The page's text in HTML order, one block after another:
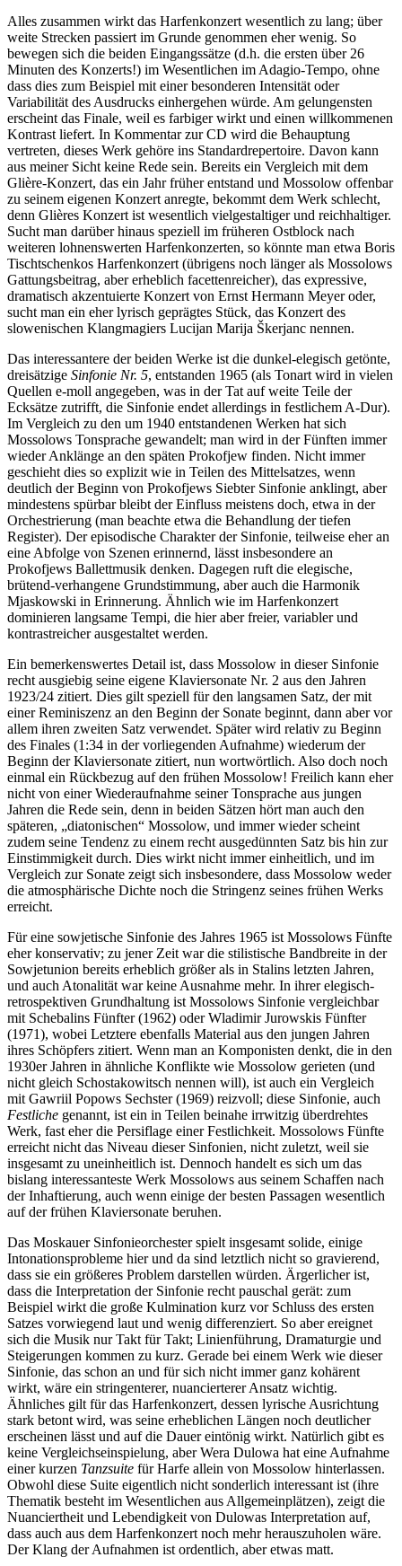
Alles zusammen wirkt das Harfenkonzert wesentlich zu lang; über
weite Strecken passiert im Grunde genommen eher wenig. So
bewegen sich die beiden Eingangssätze (d.h. die ersten über 26
Minuten des Konzerts!) im Wesentlichen im Adagio-Tempo, ohne
dass dies zum Beispiel mit einer besonderen Intensität oder
Variabilität des Ausdrucks einhergehen würde. Am gelungensten
erscheint das Finale, weil es farbiger wirkt und einen willkommenen
Kontrast liefert. In Kommentar zur CD wird die Behauptung
vertreten, dieses Werk gehöre ins Standardrepertoire. Davon kann
aus meiner Sicht keine Rede sein. Bereits ein Vergleich mit dem
Glière-Konzert, das ein Jahr früher entstand und Mossolow offenbar
zu seinem eigenen Konzert anregte, bekommt dem Werk schlecht,
denn Glières Konzert ist wesentlich vielgestaltiger und reichhaltiger.
Sucht man darüber hinaus speziell im früheren Ostblock nach
weiteren lohnenswerten Harfenkonzerten, so könnte man etwa Boris
Tischtschenkos Harfenkonzert (übrigens noch länger als Mossolows
Gattungsbeitrag, aber erheblich facettenreicher), das expressive,
dramatisch akzentuierte Konzert von Ernst Hermann Meyer oder,
sucht man ein eher lyrisch geprägtes Stück, das Konzert des
slowenischen Klangmagiers Lucijan Marija Škerjanc nennen.
Das interessantere der beiden Werke ist die dunkel-elegisch getönte,
dreisätzige Sinfonie Nr. 5, entstanden 1965 (als Tonart wird in vielen
Quellen e-moll angegeben, was in der Tat auf weite Teile der
Ecksätze zutrifft, die Sinfonie endet allerdings in festlichem A-Dur).
Im Vergleich zu den um 1940 entstandenen Werken hat sich
Mossolows Tonsprache gewandelt; man wird in der Fünften immer
wieder Anklänge an den späten Prokofjew finden. Nicht immer
geschieht dies so explizit wie in Teilen des Mittelsatzes, wenn
deutlich der Beginn von Prokofjews Siebter Sinfonie anklingt, aber
mindestens spürbar bleibt der Einfluss meistens doch, etwa in der
Orchestrierung (man beachte etwa die Behandlung der tiefen
Register). Der episodische Charakter der Sinfonie, teilweise eher an
eine Abfolge von Szenen erinnernd, lässt insbesondere an
Prokofjews Ballettmusik denken. Dagegen ruft die elegische,
brütend-verhangene Grundstimmung, aber auch die Harmonik
Mjaskowski in Erinnerung. Ähnlich wie im Harfenkonzert
dominieren langsame Tempi, die hier aber freier, variabler und
kontrastreicher ausgestaltet werden.
Ein bemerkenswertes Detail ist, dass Mossolow in dieser Sinfonie
recht ausgiebig seine eigene Klaviersonate Nr. 2 aus den Jahren
1923/24 zitiert. Dies gilt speziell für den langsamen Satz, der mit
einer Reminiszenz an den Beginn der Sonate beginnt, dann aber vor
allem ihren zweiten Satz verwendet. Später wird relativ zu Beginn
des Finales (1:34 in der vorliegenden Aufnahme) wiederum der
Beginn der Klaviersonate zitiert, nun wortwörtlich. Also doch noch
einmal ein Rückbezug auf den frühen Mossolow! Freilich kann eher
nicht von einer Wiederaufnahme seiner Tonsprache aus jungen
Jahren die Rede sein, denn in beiden Sätzen hört man auch den
späteren, „diatonischen“ Mossolow, und immer wieder scheint
zudem seine Tendenz zu einem recht ausgedünnten Satz bis hin zur
Einstimmigkeit durch. Dies wirkt nicht immer einheitlich, und im
Vergleich zur Sonate zeigt sich insbesondere, dass Mossolow weder
die atmosphärische Dichte noch die Stringenz seines frühen Werks
erreicht.
Für eine sowjetische Sinfonie des Jahres 1965 ist Mossolows Fünfte
eher konservativ; zu jener Zeit war die stilistische Bandbreite in der
Sowjetunion bereits erheblich größer als in Stalins letzten Jahren,
und auch Atonalität war keine Ausnahme mehr. In ihrer elegisch-
retrospektiven Grundhaltung ist Mossolows Sinfonie vergleichbar
mit Schebalins Fünfter (1962) oder Wladimir Jurowskis Fünfter
(1971), wobei Letztere ebenfalls Material aus den jungen Jahren
ihres Schöpfers zitiert. Wenn man an Komponisten denkt, die in den
1930er Jahren in ähnliche Konflikte wie Mossolow gerieten (und
nicht gleich Schostakowitsch nennen will), ist auch ein Vergleich
mit Gawriil Popows Sechster (1969) reizvoll; diese Sinfonie, auch
Festliche genannt, ist ein in Teilen beinahe irrwitzig überdrehtes
Werk, fast eher die Persiflage einer Festlichkeit. Mossolows Fünfte
erreicht nicht das Niveau dieser Sinfonien, nicht zuletzt, weil sie
insgesamt zu uneinheitlich ist. Dennoch handelt es sich um das
bislang interessanteste Werk Mossolows aus seinem Schaffen nach
der Inhaftierung, auch wenn einige der besten Passagen wesentlich
auf der frühen Klaviersonate beruhen.
Das Moskauer Sinfonieorchester spielt insgesamt solide, einige
Intonationsprobleme hier und da sind letztlich nicht so gravierend,
dass sie ein größeres Problem darstellen würden. Ärgerlicher ist,
dass die Interpretation der Sinfonie recht pauschal gerät: zum
Beispiel wirkt die große Kulmination kurz vor Schluss des ersten
Satzes vorwiegend laut und wenig differenziert. So aber ereignet
sich die Musik nur Takt für Takt; Linienführung, Dramaturgie und
Steigerungen kommen zu kurz. Gerade bei einem Werk wie dieser
Sinfonie, das schon an und für sich nicht immer ganz kohärent
wirkt, wäre ein stringenterer, nuancierterer Ansatz wichtig.
Ähnliches gilt für das Harfenkonzert, dessen lyrische Ausrichtung
stark betont wird, was seine erheblichen Längen noch deutlicher
erscheinen lässt und auf die Dauer eintönig wirkt. Natürlich gibt es
keine Vergleichseinspielung, aber Wera Dulowa hat eine Aufnahme
einer kurzen Tanzsuite für Harfe allein von Mossolow hinterlassen.
Obwohl diese Suite eigentlich nicht sonderlich interessant ist (ihre
Thematik besteht im Wesentlichen aus Allgemeinplätzen), zeigt die
Nuanciertheit und Lebendigkeit von Dulowas Interpretation auf,
dass auch aus dem Harfenkonzert noch mehr herauszuholen wäre.
Der Klang der Aufnahmen ist ordentlich, aber etwas matt.